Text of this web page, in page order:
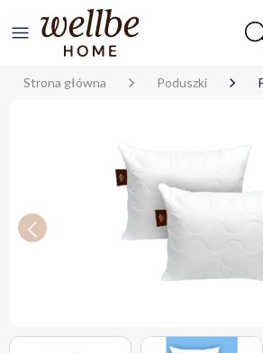
Strona główna Poduszki
Poprzedni